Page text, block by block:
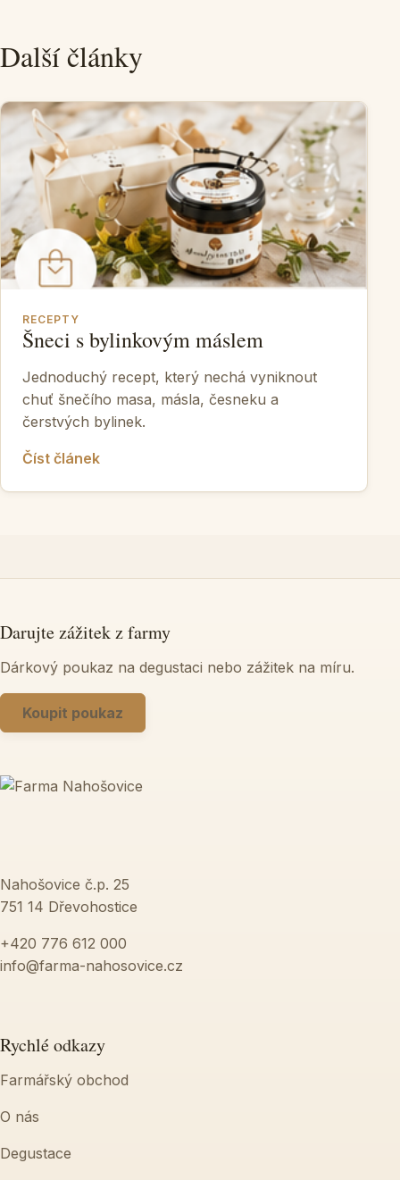
Další články
RECEPTY
Šneci s bylinkovým máslem
Jednoduchý recept, který nechá vyniknout
chuť šnečího masa, másla, česneku a
čerstvých bylinek.
Číst článek
Darujte zážitek z farmy
Dárkový poukaz na degustaci nebo zážitek na míru.
Koupit poukaz
Nahošovice č.p. 25
751 14 Dřevohostice
+420 776 612 000
info@farma-nahosovice.cz
Rychlé odkazy
Farmářský obchod
O nás
Degustace